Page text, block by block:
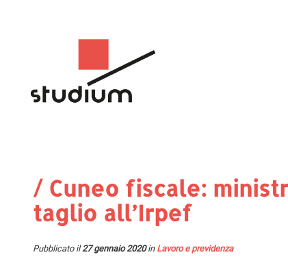
/ Cuneo fiscale:
taglio all’Irpef
Pubblicato il27 gennaio 2020in Lavoro e previdenza